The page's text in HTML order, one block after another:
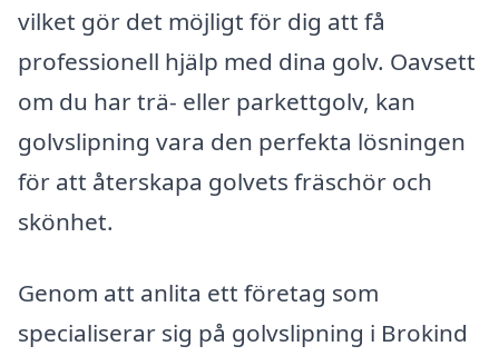
vilket gör det möjligt för dig att få
professionell hjälp med dina golv. Oavsett
om du har trä- eller parkettgolv, kan
golvslipning vara den perfekta lösningen
för att återskapa golvets fräschör och
skönhet.
Genom att anlita ett företag som
specialiserar sig på golvslipning i Brokind